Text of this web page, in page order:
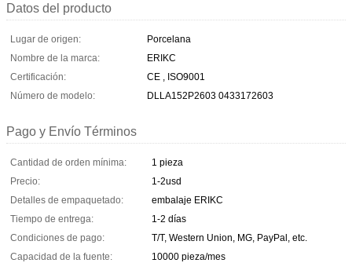
Datos del producto
Lugar de origen:
Porcelana
Nombre de la marca:
ERIKC
Certificación:
CE , ISO9001
Número de modelo:
DLLA152P2603 0433172603
Pago y Envío Términos
Cantidad de orden mínima:
1 pieza
Precio:
1-2usd
Detalles de empaquetado:
embalaje ERIKC
Tiempo de entrega:
1-2 días
Condiciones de pago:
T/T, Western Union, MG, PayPal, etc.
Capacidad de la fuente:
10000 pieza/mes